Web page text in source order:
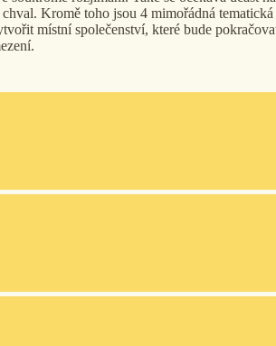
Kromě toho jsou 4 mimořádná
místní společenství, které bude